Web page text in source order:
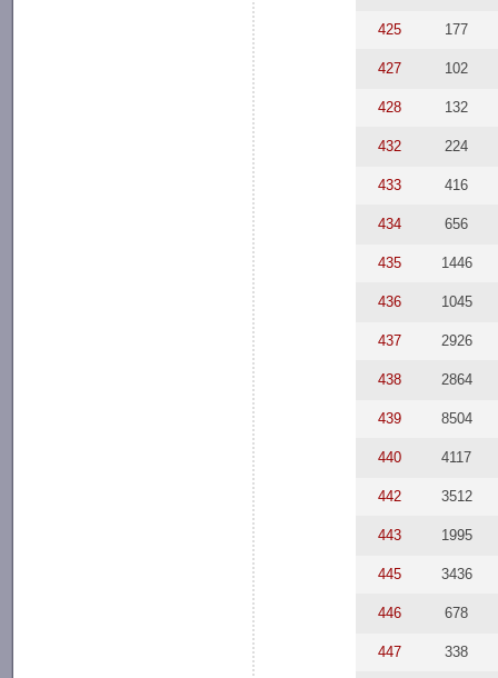
425 177
427 102
428 132
432 224
433 416
434 656
435 1446
436 1045
437 2926
438 2864
439 8504
440 4117
442 3512
443 1995
445 3436
446 678
447 338